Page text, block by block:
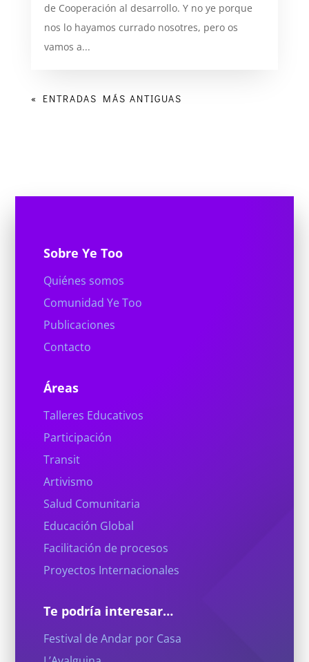
de Cooperación al desarrollo. Y no ye porque
nos lo hayamos currado nosotres, pero os
vamos a...
« ENTRADAS MÁS ANTIGUAS
Sobre Ye Too
Quiénes somos
Comunidad Ye Too
Publicaciones
Contacto
Áreas
Talleres Educativos
Participación
Transit
Artivismo
Salud Comunitaria
Educación Global
Facilitación de procesos
Proyectos Internacionales
Te podría interesar…
Festival de Andar por Casa